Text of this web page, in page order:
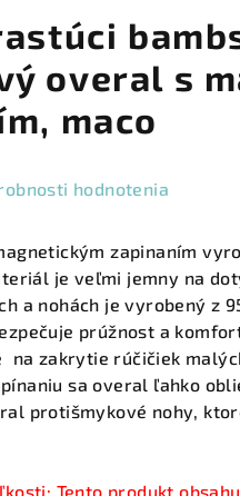
overal s
maco
hodnotenia
zapinaním
je veľmi jemny na
a nohách je vyrobený z
prúžnost a
na zakrytie rúčičiek
sa overal ľahko
protišmykové nohy,
Tento produkt